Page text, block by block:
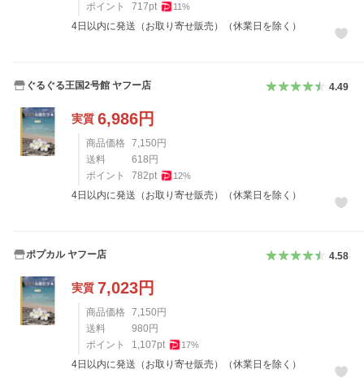
ポイント 717pt 11%
4日以内に発送（お取り寄せ販売）（休業日を除く）
ぐるぐる王国2号館 ヤフー店 4.49
実質 6,986円
商品価格 7,150円
送料
618円
ポイント
782pt 12%
4日以内に発送（お取り寄せ販売）（休業日を除く）
ポプカル ヤフー店 4.58
実質 7,023円
商品価格 7,150円
送料
980円
ポイント
1,107pt 17%
4日以内に発送（お取り寄せ販売）（休業日を除く）